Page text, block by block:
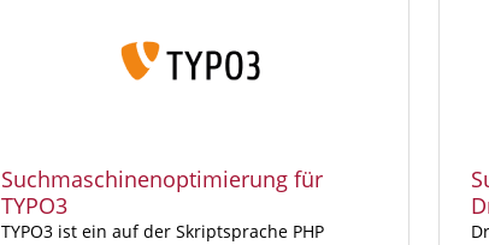
Suchmaschinenoptimierung für
TYPO3
TYPO3 ist ein auf der Skriptsprache PHP